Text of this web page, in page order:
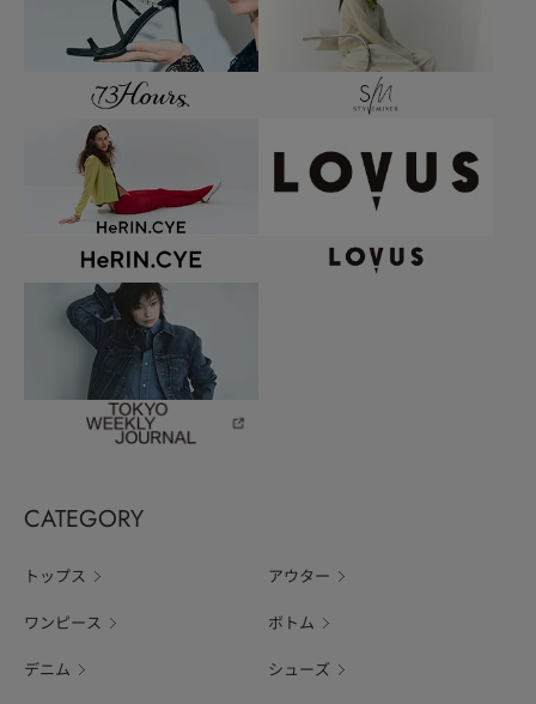
CATEGORY
トップス アウター
ワンピース ボトム
デニム シューズ